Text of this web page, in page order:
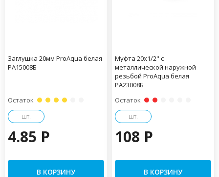
Заглушка 20мм ProAqua белая
PA15008Б
Остаток
шт.
4.85 P
В КОРЗИНУ
Муфта 20x1/2'' с
металлической наружной
резьбой ProAqua белая
PA23008Б
Остаток
шт.
108 P
В КОРЗИНУ